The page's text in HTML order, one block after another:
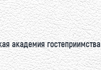
академия гостеприимства